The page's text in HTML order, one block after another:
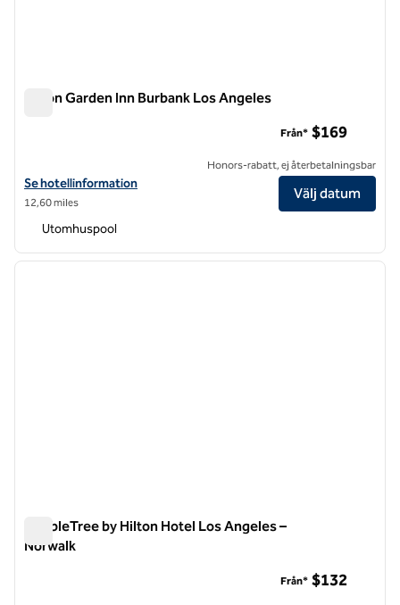
Hilton Garden Inn Burbank Los Angeles
Visa hotelluppgifter för Hilton Garden Inn Burbank Los Angeles
Se hotellinformation
12,60 miles
Från* $169
Honors-rabatt, ej återbetalningsbar
Välj datum
Utomhuspool
1 av 12
nästa
DoubleTree by Hilton Hotel Los Angeles –
Norwalk
Från* $132